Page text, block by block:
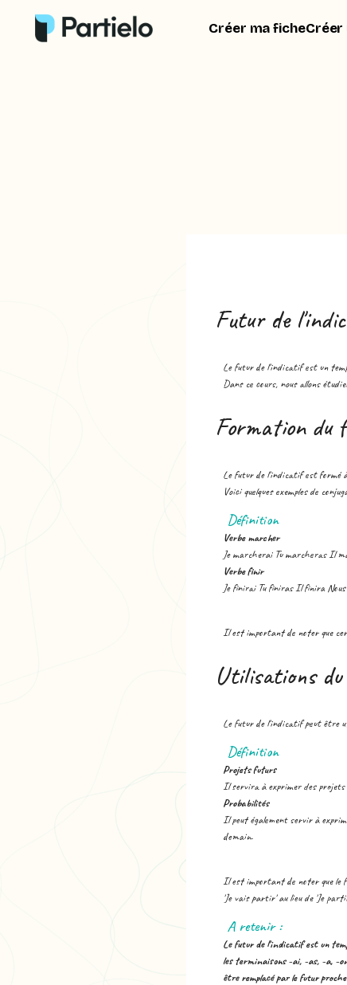
Créer ma ficheCréer
Futur de
Le futur de l'indicatif est un
Dans ce cours, nous allons
Formation du
Le futur de l'indicatif est formé
Voici quelques exemples de
Définition
Verbe marcher
Je marcherai Tu marcheras Il
Verbe finir
Je finirai Tu finiras Il finira
Il est important de noter que
Utilisations
Le futur de l'indicatif peut être
Définition
Projets futurs
Il servira à exprimer des projets
Probabilités
Il peut également servir à
demain.
Il est important de noter que le
'Je vais partir' au lieu de 'Je
A retenir :
Le futur de l'indicatif est un
les terminaisons -ai, -as, -a, -
être remplacé par le futur